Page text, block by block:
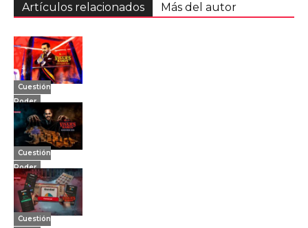
Artículos relacionados Más del autor
Cuestión
Poder
Cuestión
Poder
Cuestión